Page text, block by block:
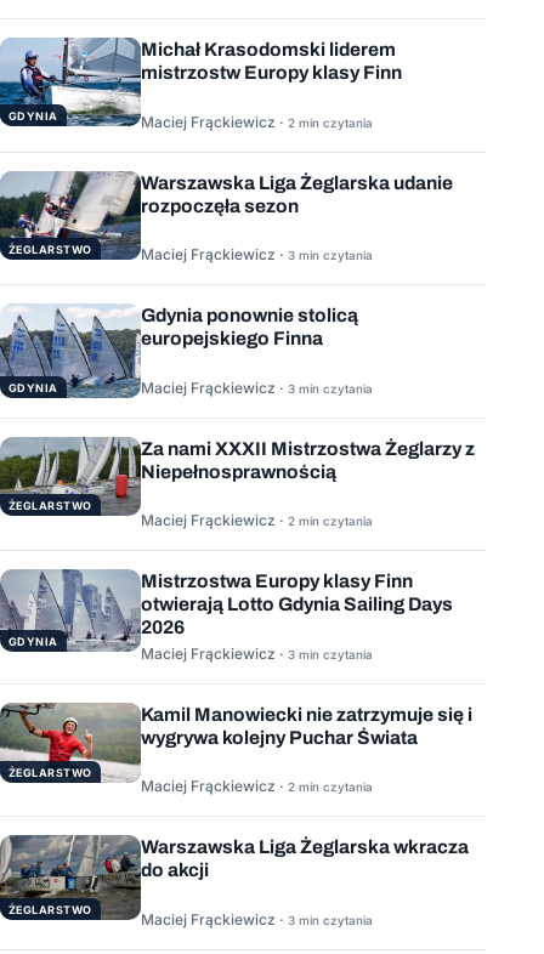
GDYNIA
Michał Krasodomski liderem
mistrzostw Europy klasy Finn
Maciej Frąckiewicz · 2 min czytania
ŻEGLARSTWO
Warszawska Liga Żeglarska udanie
rozpoczęła sezon
Maciej Frąckiewicz · 3 min czytania
GDYNIA
Gdynia ponownie stolicą
europejskiego Finna
Maciej Frąckiewicz · 3 min czytania
ŻEGLARSTWO
Za nami XXXII Mistrzostwa Żeglarzy z
Niepełnosprawnością
Maciej Frąckiewicz · 2 min czytania
GDYNIA
Mistrzostwa Europy klasy Finn
otwierają Lotto Gdynia Sailing Days
2026
Maciej Frąckiewicz · 3 min czytania
ŻEGLARSTWO
Kamil Manowiecki nie zatrzymuje się i
wygrywa kolejny Puchar Świata
Maciej Frąckiewicz · 2 min czytania
ŻEGLARSTWO
Warszawska Liga Żeglarska wkracza
do akcji
Maciej Frąckiewicz · 3 min czytania